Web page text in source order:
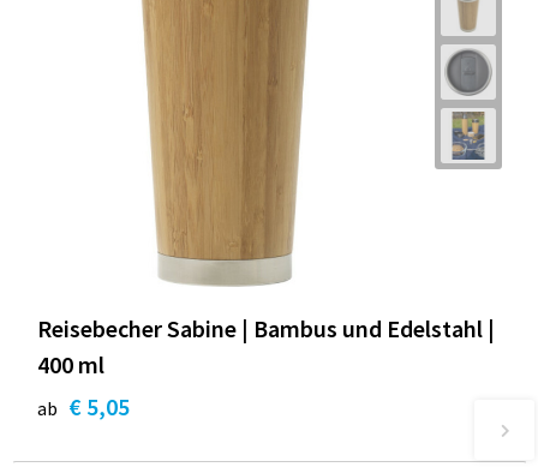
Reisebecher Sabine | Bambus und Edelstahl |
400 ml
ab € 5,05